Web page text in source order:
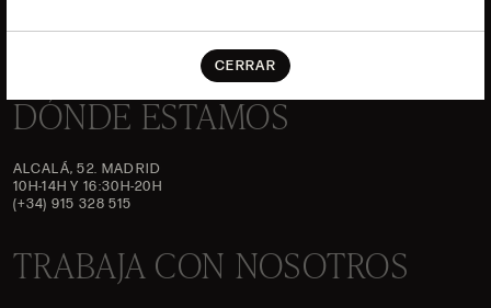
CERRAR
DÓNDE ESTAMOS
ALCALÁ, 52. MADRID
10H-14H Y 16:30H-20H
(+34) 915 328 515
TRABAJA CON NOSOTROS